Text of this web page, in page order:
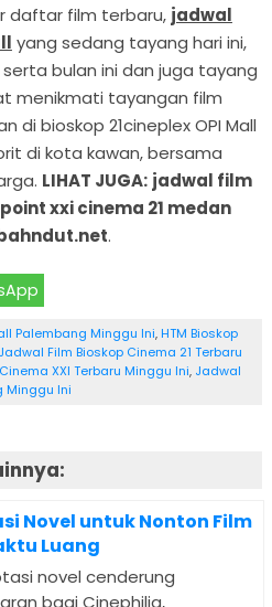
daftar film terbaru, jadwal
yang sedang tayang hari ini,
bulan ini dan juga tayang
menikmati tayangan film
di bioskop 21cineplex OPI Mall
di kota kawan, bersama
LIHAT JUGA: jadwal film
xxi cinema 21 medan
.
Palembang Minggu Ini, HTM Bioskop
Jadwal Film Bioskop Cinema 21 Terbaru
XXI Terbaru Minggu Ini, Jadwal
Minggu Ini
Novel untuk Nonton Film
Luang
novel cenderung